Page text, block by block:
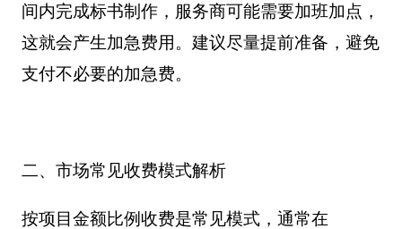
间内完成标书制作，服务商可能需要加班加点，
这就会产生加急费用。建议尽量提前准备，避免
支付不必要的加急费。
二、市场常见收费模式解析
按项目金额比例收费是常见模式，通常在